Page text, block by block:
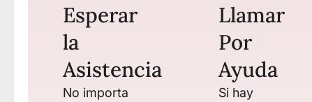
Esperar
la
Asistencia
No importa
Llamar
Por
Ayuda
Si hay